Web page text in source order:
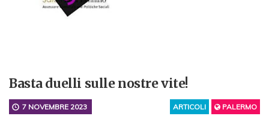
Basta duelli sulle nostre vite!
ARTICOLI PALERMO
7 NOVEMBRE 2023